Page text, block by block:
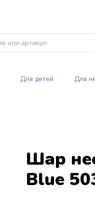
Для детей Для
Шар
Blue